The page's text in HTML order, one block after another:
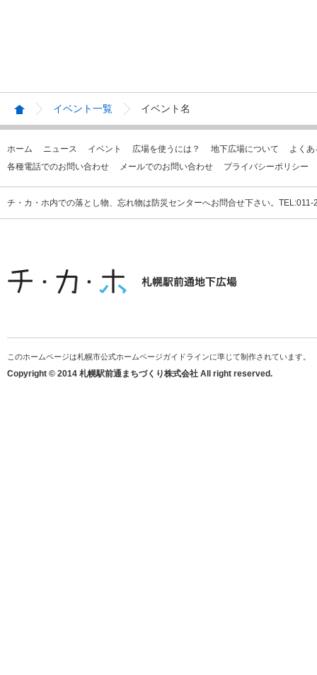
イベント一覧 イベント名
ホーム ニュース イベント 広場を使うには？ 地下広場について
よく
各種電話でのお問い合わせ
メールでのお問い合わせ プライバシーポリシー
チ・カ・ホ内での落とし物、忘れ物は防災センターへお問合せ下さい。
このホームページは札幌市公式ホームページガイドラインに準じて制作されています。
Copyright © 2014 札幌駅前通まちづくり株式会社 All right reserved.